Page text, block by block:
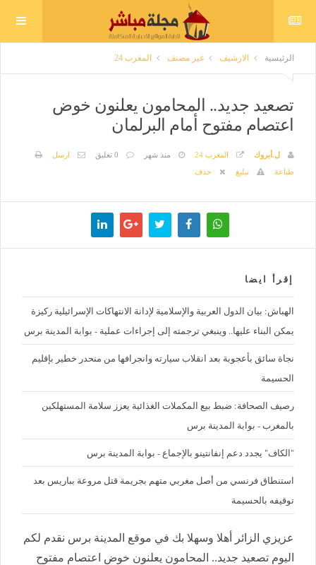
الرئيسية الارشيف غير مصنف المغرب 24
تصعيد جديد.. المحامون يعلنون خوض
اعتصام مفتوح أمام البرلمان
ل.أبروك المغرب 24 منذ شهر 0 تعليق
ارسل
طباعة
تبليغ حذف
إقرأ ايضا
الهباش: بيان الدول العربية والإسلامية لإدانة الانتهاكات الإسرائيلية ركيزة
يمكن البناء عليها.. وينبغي ترجمته إلى إجراءات عملية - بوابة المدينة برس
نجاة سائق بأعجوبة بعد انقلاب سيارته وانجرافها من منحدر خطير بإقليم
الحسيمة
رصيف الصحافة: ضبط بيع المكملات الغذائية يعزز سلامة المستهلكين
بالمغرب - بوابة المدينة برس
"الكاف" يجدد دعم إنفانتينو بالإجماع - بوابة المدينة برس
استنطاق فرنسي من أصل مغربي متهم بجريمة قتل مروعة بباريس بعد
توقيفه بالحسيمة
عزيزي الزائر أهلا وسهلا بك في موقع المدينة برس نقدم لكم
اليوم تصعيد جديد.. المحامون يعلنون خوض اعتصام مفتوح